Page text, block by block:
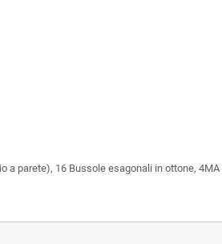
parete), 16 Bussole esagonali in ottone, 4MA